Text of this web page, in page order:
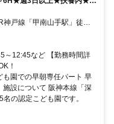
神戸線「甲南山手駅」徒歩
～12:45など 【勤務時間詳
！
園での早朝専任パート 早
設について 阪神本線「深
の認定こども園です。